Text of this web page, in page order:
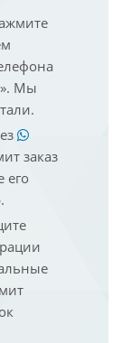
Мы
заказ
его